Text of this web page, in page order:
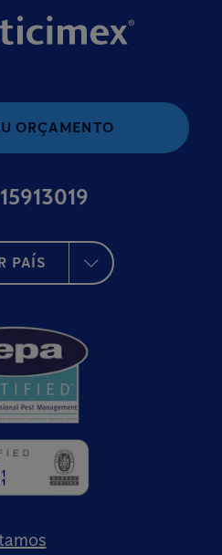
ORÇAMENTO
PAÍS